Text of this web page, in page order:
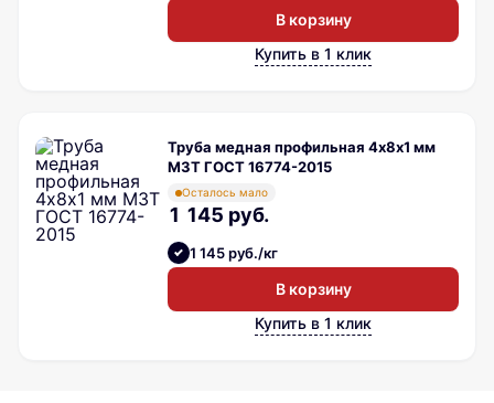
В корзину
Купить в 1 клик
Труба медная профильная 4х8х1 мм
М3Т ГОСТ 16774-2015
Осталось мало
1 145 руб.
1 145 руб./кг
В корзину
Купить в 1 клик